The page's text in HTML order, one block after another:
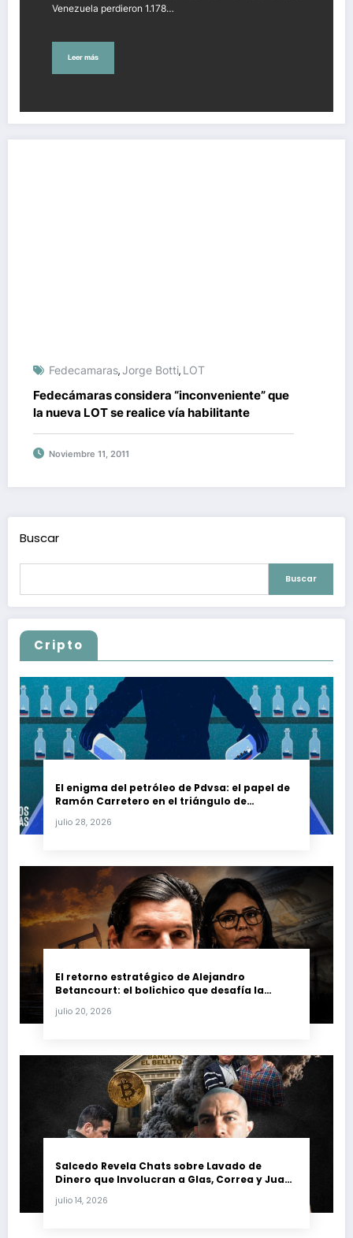
Venezuela perdieron 1.178…
Leer más
Fedecamaras,Jorge Botti, LOT
Fedecámaras considera “inconveniente” que
la nueva LOT se realice vía habilitante
Noviembre 11, 2011
Buscar
Buscar
Cripto
El enigma del petróleo de Pdvsa: el papel de
Ramón Carretero en el triángulo de
julio 28, 2026
El retorno estratégico de Alejandro
Betancourt: el bolichico que desafía la
petrolera venezolana
julio 20, 2026
Salcedo Revela Chats sobre Lavado de
Dinero que Involucran a Glas, Correa y Juan
julio 14, 2026